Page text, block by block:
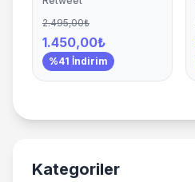
2.495,00₺
1.450,00₺
%41 İndirim
Kategoriler